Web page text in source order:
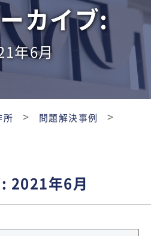
カイブ:
年6月
所 > 問題解決事例 >
2021年6月